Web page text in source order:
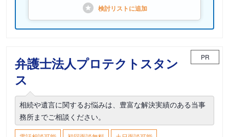
検討リストに追加
弁護士法人プロテクトスタン
ス
PR
相続や遺言に関するお悩みは、豊富な解決実績のある当事
務所までご相談ください。